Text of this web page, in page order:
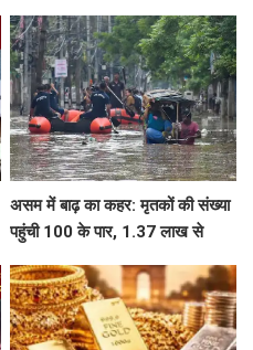
असम में बाढ़ का कहर: मृतकों की संख्या
पहुंची 100 के पार, 1.37 लाख से